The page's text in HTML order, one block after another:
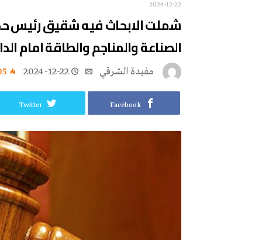
2024-12-22
شملت الابحاث فيه شقيق رئيس
الصناعة والمناجم والطاقة امام
مفيدة الشرقي 2024-12-22
Facebook
Twitter